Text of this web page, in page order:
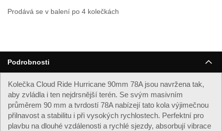
Prodává se v balení po 4 kolečkách
Podrobnosti
Kolečka Cloud Ride Hurricane 90mm 78A jsou navržena tak,
aby zvládla i ten nejdrsnější terén. Se svým masivním
průměrem 90 mm a tvrdostí 78A nabízejí tato kola výjimečnou
přilnavost a stabilitu i při vysokých rychlostech. Perfektní pro
plavbu na dlouhé vzdálenosti a rychlé sjezdy, absorbují vibrace